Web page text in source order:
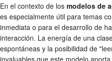
En el contexto de los modelos de
es especialmente útil para temas
inmediata o para el desarrollo de
interacción. La energía de una
espontáneas y la posibilidad de
invaluables que este modelo